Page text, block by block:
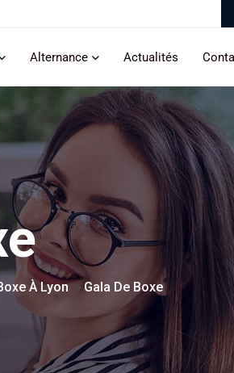
Alternance Actualités
À Lyon > Gala De Boxe